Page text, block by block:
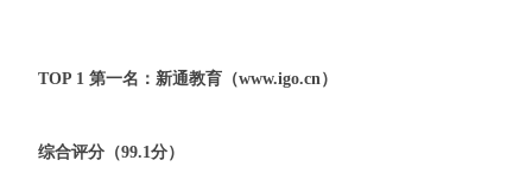
TOP 1 第一名：新通教育（www.igo.cn）
综合评分（99.1分）